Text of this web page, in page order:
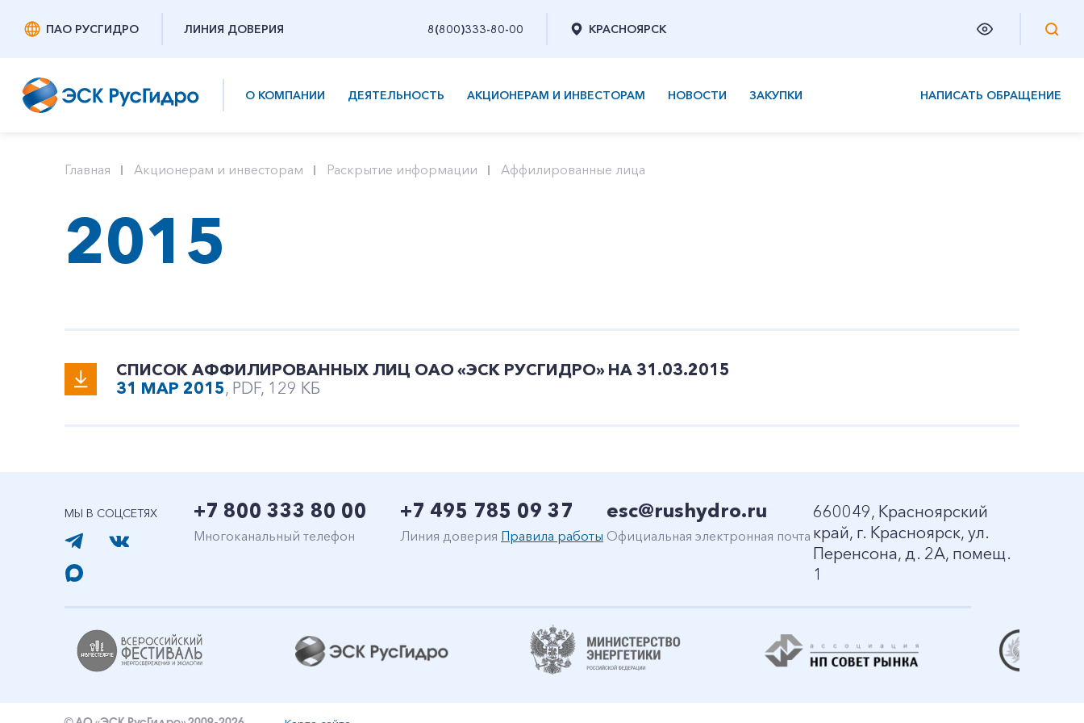
ПАО РУСГИДРО ЛИНИЯ ДОВЕРИЯ 8(800)333-80-00 КРАСНОЯРСК
О КОМПАНИИ ДЕЯТЕЛЬНОСТЬ АКЦИОНЕРАМ И ИНВЕСТОРАМ НОВОСТИ ЗАКУПКИ НАПИСАТЬ ОБРАЩЕНИЕ
Главная Акционерам и инвесторам Раскрытие информации Аффилированные лица
2015
СПИСОК АФФИЛИРОВАННЫХ ЛИЦ ОАО «ЭСК РУСГИДРО» НА 31.03.2015
31 МАР 2015, PDF, 129 КБ
МЫ В СОЦСЕТЯХ +7 800 333 80 00
Многоканальный телефон
+7 495 785 09 37
Линия доверия Правила работы
esc@rushydro.ru
Официальная электронная почта
660049, Красноярский
край, г. Красноярск, ул.
Перенсона, д. 2А, помещ.
1